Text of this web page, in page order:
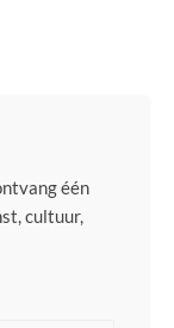
één
cultuur,